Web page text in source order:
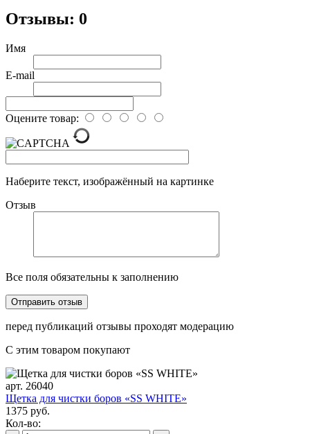
Отзывы: 0
Имя
E-mail
Оцените товар:
Наберите текст, изображённый на картинке
Отзыв
Все поля обязательны к заполнению
перед публикаций отзывы проходят модерацию
С этим товаром покупают
арт. 26040
Щетка для чистки боров «SS WHITE»
1375 руб.
Кол-во: